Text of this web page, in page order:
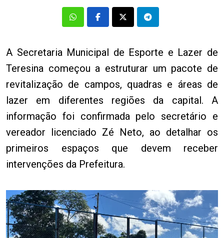
A Secretaria Municipal de Esporte e Lazer de
Teresina começou a estruturar um pacote de
revitalização de campos, quadras e áreas de
lazer em diferentes regiões da capital. A
informação foi confirmada pelo secretário e
vereador licenciado Zé Neto, ao detalhar os
primeiros espaços que devem receber
intervenções da Prefeitura.